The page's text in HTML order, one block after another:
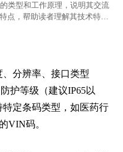
类型和工作原理，说明其交流
点，帮助读者理解其技术特性
分辨率、接口类型
护等级（建议IP65以
特定条码类型，如医药行
VIN码。